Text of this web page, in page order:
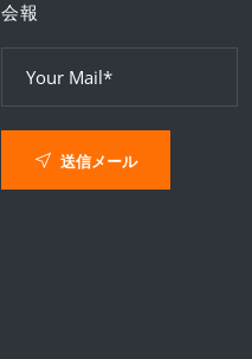
会報
送信メール